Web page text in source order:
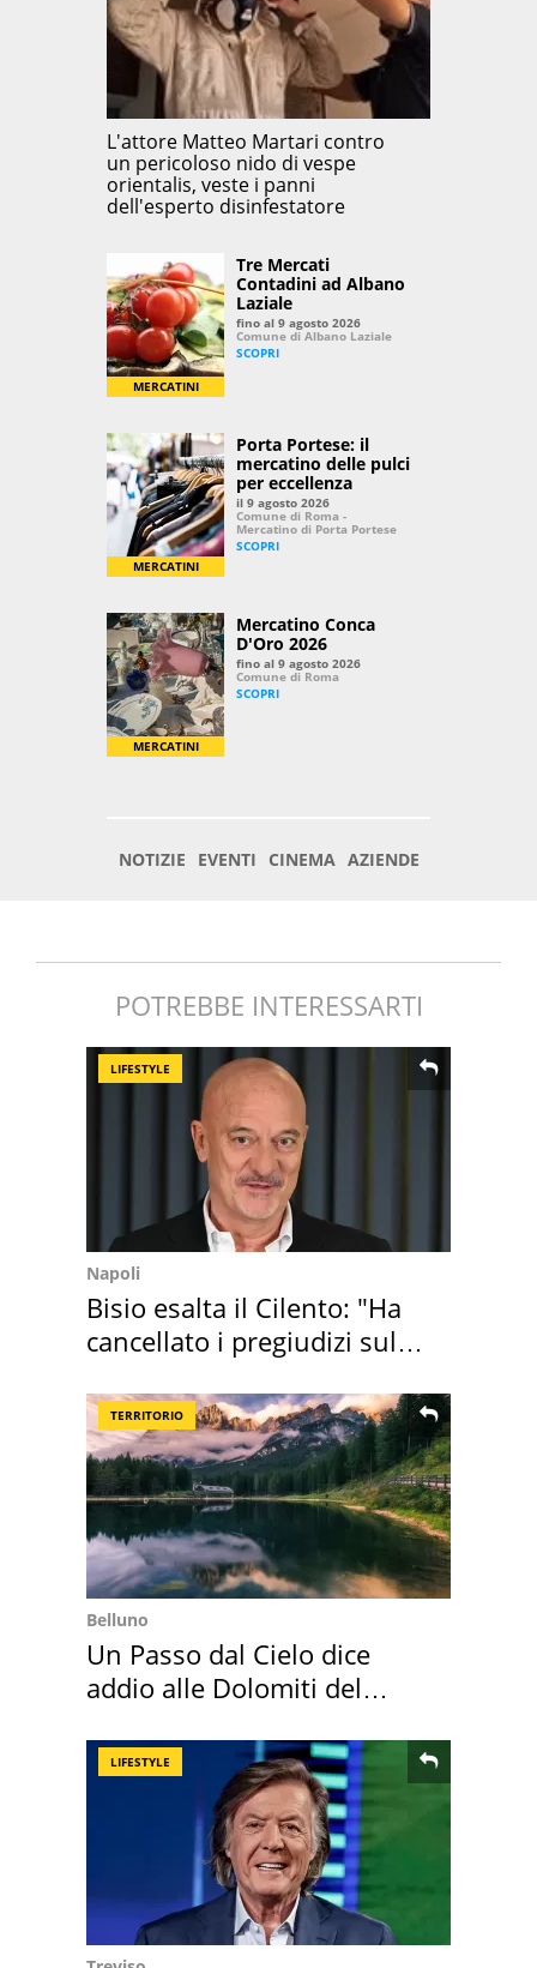
POTREBBE INTERESSARTI
LIFESTYLE
Napoli
Bisio esalta il Cilento: "Ha
cancellato i pregiudizi sul
TERRITORIO
Belluno
Un Passo dal Cielo dice
addio alle Dolomiti del
LIFESTYLE